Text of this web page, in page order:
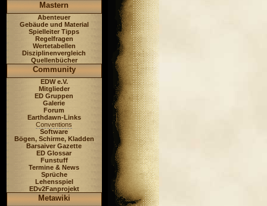
Mastern
Abenteuer
Gebäude und Material
Spielleiter Tipps
Regelfragen
Wertetabellen
Disziplinenvergleich
Quellenbücher
Community
EDW e.V.
Mitglieder
ED Gruppen
Galerie
Forum
Earthdawn-Links
Conventions
Software
Bögen, Schirme, Kladden
Barsaiver Gazette
ED Glossar
Funstuff
Termine & News
Sprüche
Lehensspiel
EDv2Fanprojekt
Metawiki